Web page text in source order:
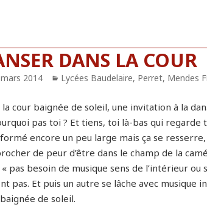
DANS LA COUR
2014 Catégories
Lycées Baudelaire, Perret, Mendes
la cour baignée de soleil, une invitation à la
pas toi ? Et tiens, toi là-bas qui regarde
formé encore un peu large mais ça se
de peur d’être dans le champ de la
« pas besoin de musique sens de l’intérieur
pas. Et puis un autre se lâche avec
de soleil.